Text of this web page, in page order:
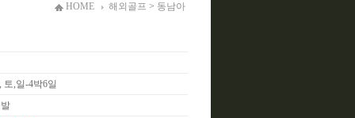
HOME 해외골프 > 동남아
토,일-4박6일